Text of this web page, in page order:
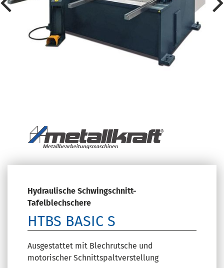
Hydraulische Schwingschnitt-
Tafelblechschere
HTBS BASIC S
Ausgestattet mit Blechrutsche und
motorischer Schnittspaltverstellung